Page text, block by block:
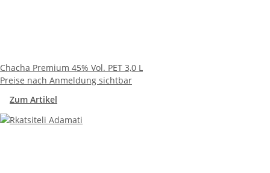
Chacha Premium 45% Vol. PET 3,0 L
Preise nach Anmeldung sichtbar
Zum Artikel